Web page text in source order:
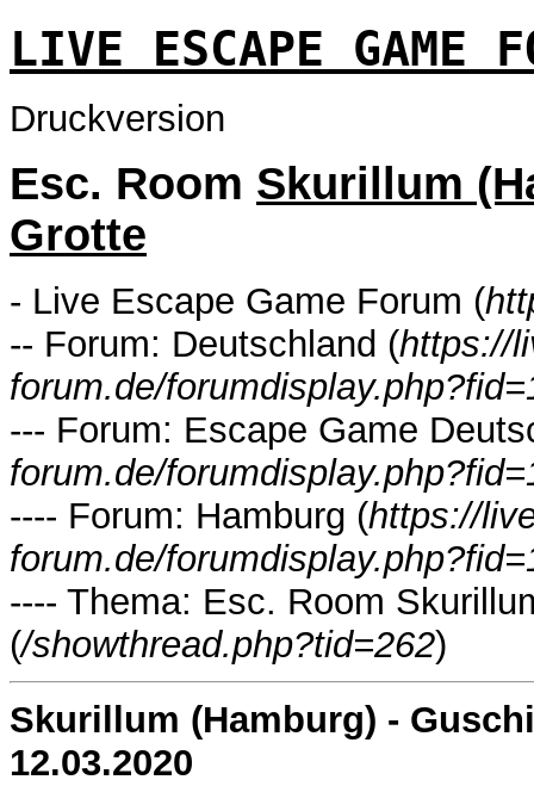
LIVE ESCAPE GAME
Druckversion
Esc. Room Skurillum
Grotte
- Live Escape Game Forum (
-- Forum: Deutschland (https://
forum.de/
--- Forum: Escape Game
forum.de/
---- Forum: Hamburg (https://
forum.de/
---- Thema: Esc. Room
(/showthread.php?tid=262)
Skurillum (Hamburg) -
12.03.2020